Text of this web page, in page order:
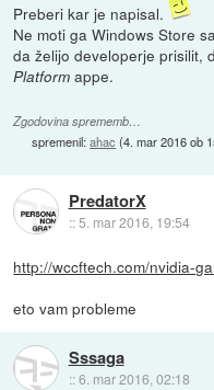
Preberi kar je napisal.
Ne moti ga Windows Store
da želijo developerje prisilit,
Platform appe.
Zgodovina sprememb…
spremenil:ahac (4. mar 2016 ob
PredatorX
::5. mar 2016, 19:54
http://wccftech.com/nvidia-
eto vam probleme
Sssaga
::6. mar 2016, 02:18